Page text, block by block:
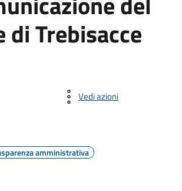
di Trebisacce
Vedi azioni
amministrativa